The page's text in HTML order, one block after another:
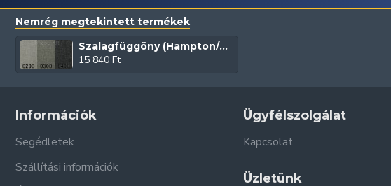
Nemrég megtekintett termékek
Szalagfüggöny (Hampton/89-127 mm)
15 840 Ft
Információk
Segédletek
Szállítási információk
Ügyfélszolgálat
Kapcsolat
Üzletünk